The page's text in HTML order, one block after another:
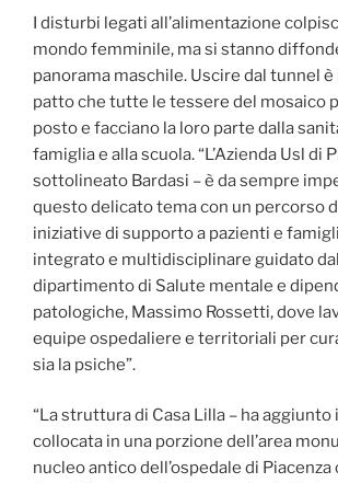
I disturbi legati all’alimentazione
mondo femminile, ma si stanno
panorama maschile. Uscire dal tunnel è
patto che tutte le tessere del mosaico
posto e facciano la loro parte dalla
famiglia e alla scuola. “L’Azienda Usl di
sottolineato Bardasi – è da sempre
questo delicato tema con un percorso
iniziative di supporto a pazienti e
integrato e multidisciplinare guidato
dipartimento di Salute mentale e
patologiche, Massimo Rossetti, dove
equipe ospedaliere e territoriali per
sia la psiche”.
“La struttura di Casa Lilla – ha
collocata in una porzione dell’area
nucleo antico dell’ospedale di Piacenza